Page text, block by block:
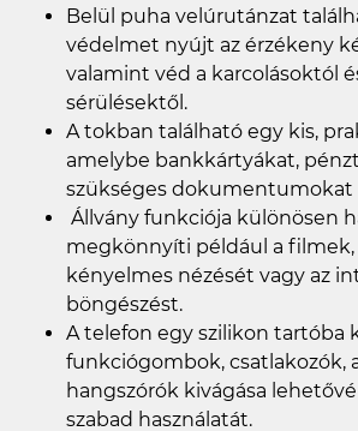
Belül puha velúrutánzat
védelmet nyújt az érzékeny
valamint véd a karcolásoktól
sérülésektől.
A tokban található egy kis,
amelybe bankkártyákat,
szükséges dokumentumokat
Állvány funkciója különösen
megkönnyíti például a
kényelmes nézését vagy az
böngészést.
A telefon egy szilikon tartóba
funkciógombok, csatlakozók,
hangszórók kivágása
szabad használatát.